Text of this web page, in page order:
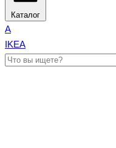
Каталог
A
IKEA